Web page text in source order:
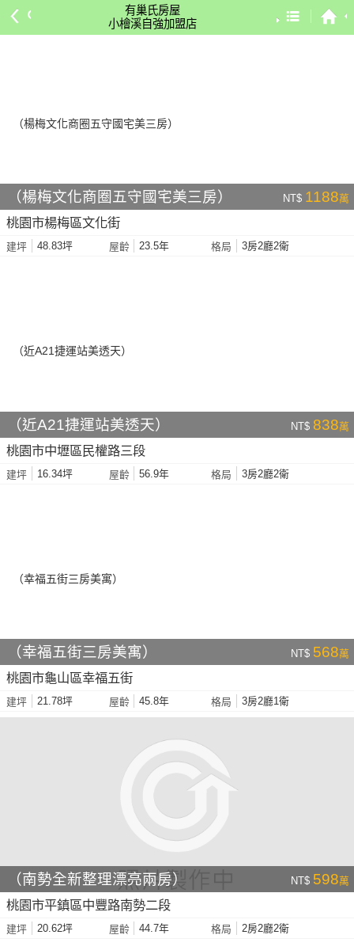
有巢氏房屋
小檜溪自強加盟店
依建物坪數 大 → 小
依土地坪數 大 → 小
（楊梅文化商圈五守國宅美三房） NT$ 1188萬
桃園市楊梅區文化街
建坪 48.83坪 屋齡 23.5年 格局 3房2廳2衛
（近A21捷運站美透天） NT$ 838萬
桃園市中壢區民權路三段
建坪 16.34坪 屋齡 56.9年 格局 3房2廳2衛
（幸福五街三房美寓） NT$ 568萬
桃園市龜山區幸福五街
建坪 21.78坪 屋齡 45.8年 格局 3房2廳1衛
（南勢全新整理漂亮兩房） NT$ 598萬
桃園市平鎮區中豐路南勢二段
建坪 20.62坪 屋齡 44.7年 格局 2房2廳2衛